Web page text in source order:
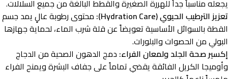
يجعله مناسباً جداً للهررة الصغيرة والقطط البالغة من جميع السلالات.
تعزيز الترطيب الحيوي (Hydration Care):
محتوى رطوبة عالٍ يمد جسم
القطة بالسوائل الأساسية تعويضاً عن قلة شرب الماء، لحماية جهازها
البولي من الحصوات والبلورات.
إكسير صحة الجلد ولمعان الفراء: دمج الدهون الصحية من الدجاج
وأوميجا الكريل الفائقة يقضي تماماً على جفاف البشرة ويمنح الفراء